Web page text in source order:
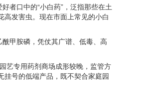
者口中的“小白药”，泛指那些在土
发害虫。现在市面上常见的小白
甲胺磷，凭仗其广谱、低毒、高
艺专用药剂商场成形较晚，监管方
号的低端产品，既不契合家庭园